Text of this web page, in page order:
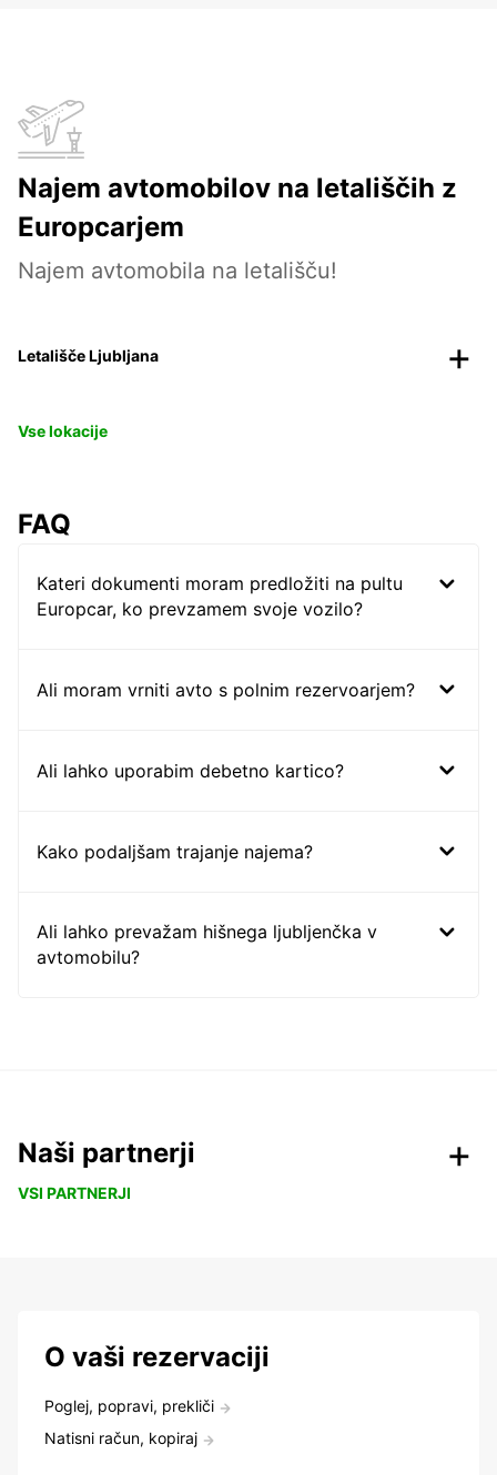
Najem avtomobilov na letališčih z
Europcarjem
Najem avtomobila na letališču!
Letališče Ljubljana
Vse lokacije
FAQ
Kateri dokumenti moram predložiti na pultu
Europcar, ko prevzamem svoje vozilo?
Ali moram vrniti avto s polnim rezervoarjem?
Ali lahko uporabim debetno kartico?
Kako podaljšam trajanje najema?
Ali lahko prevažam hišnega ljubljenčka v
avtomobilu?
Naši partnerji
VSI PARTNERJI
O vaši rezervaciji
Poglej, popravi, prekliči
Natisni račun, kopiraj